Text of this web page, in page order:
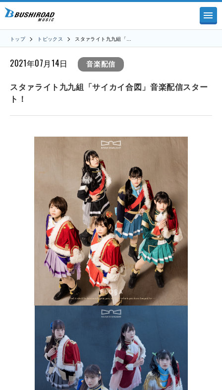
トップ トピックス スタァライト九九組「…
2021年07月14日 音楽配信
スタァライト九九組「サイカイ合図」音楽配信スター
ト！